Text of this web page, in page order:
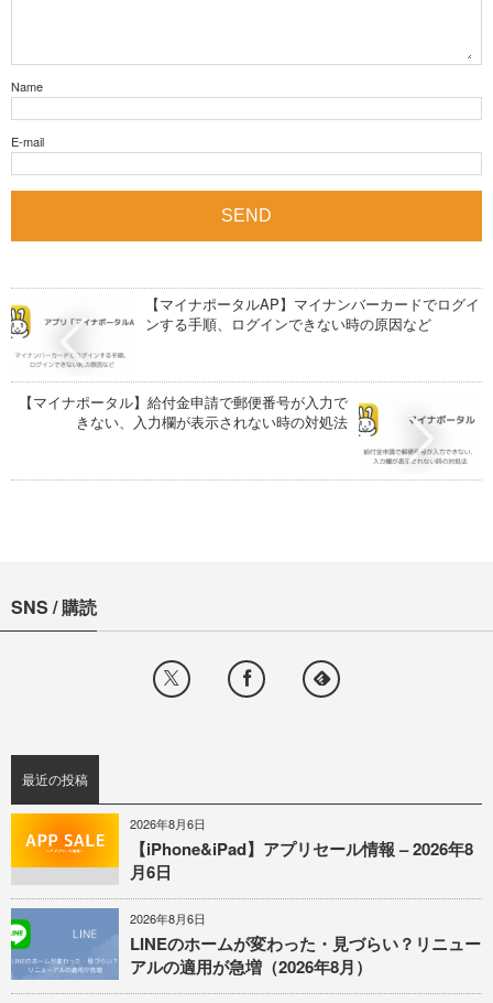
Name
E-mail
【マイナポータルAP】マイナンバーカードでログイ
ンする手順、ログインできない時の原因など
【マイナポータル】給付金申請で郵便番号が入力で
きない、入力欄が表示されない時の対処法
SNS / 購読
最近の投稿
2026年8月6日
【iPhone&iPad】アプリセール情報 – 2026年8
月6日
2026年8月6日
LINEのホームが変わった・見づらい？リニュー
アルの適用が急増（2026年8月）